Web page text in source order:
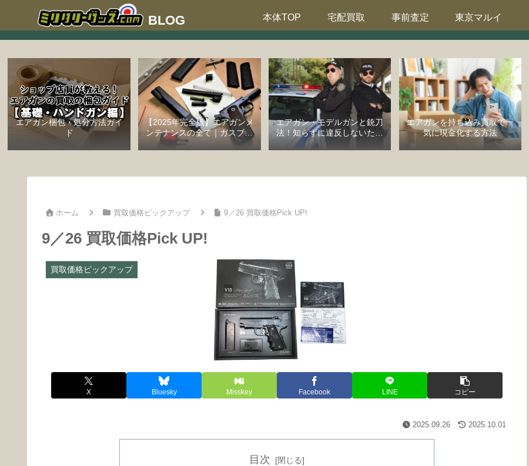
本体TOP 宅配買取 事前査定 東京マルイ
エアガン梱包・処分方法ガイ
ド
【2025年完全版】エアガンメ
ンテナンスの全て｜ガスブロ
ーバックハンドガン編
エアガン・モデルガンと銃刀
法！知らずに違反しないため
の完全ガイド
エアガンを持ち込み買取で一
気に現金化する方法
ホーム 買取価格ピックアップ 9／26 買取価格Pick UP!
9／26 買取価格Pick UP!
買取価格ピックアップ
X Bluesky Misskey Facebook LINE コピー
2025.09.26 2025.10.01
目次